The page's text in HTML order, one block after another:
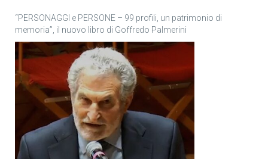
“PERSONAGGI e PERSONE – 99 profili, un patrimonio di
memoria”, il nuovo libro di Goffredo Palmerini